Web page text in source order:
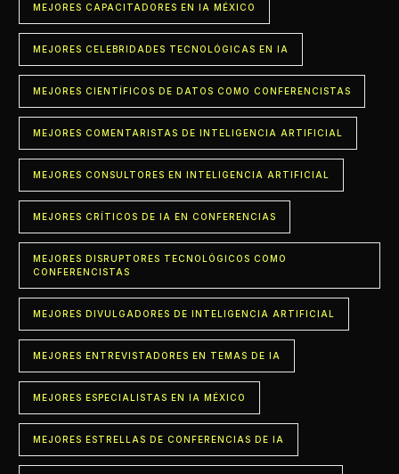
MEJORES CAPACITADORES EN IA MÉXICO
MEJORES CELEBRIDADES TECNOLÓGICAS EN IA
MEJORES CIENTÍFICOS DE DATOS COMO CONFERENCISTAS
MEJORES COMENTARISTAS DE INTELIGENCIA ARTIFICIAL
MEJORES CONSULTORES EN INTELIGENCIA ARTIFICIAL
MEJORES CRÍTICOS DE IA EN CONFERENCIAS
MEJORES DISRUPTORES TECNOLÓGICOS COMO
CONFERENCISTAS
MEJORES DIVULGADORES DE INTELIGENCIA ARTIFICIAL
MEJORES ENTREVISTADORES EN TEMAS DE IA
MEJORES ESPECIALISTAS EN IA MÉXICO
MEJORES ESTRELLAS DE CONFERENCIAS DE IA